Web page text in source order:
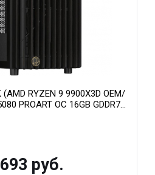
RYZEN 9 9900X3D OEM/
PROART OC 16GB GDDR7
SSD)
руб.